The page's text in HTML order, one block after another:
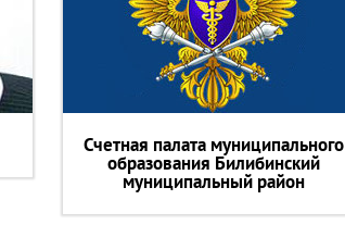
Счетная палата муниципального
образования Билибинский
муниципальный район